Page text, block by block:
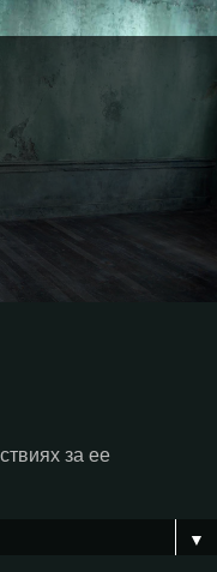
за ее
▼